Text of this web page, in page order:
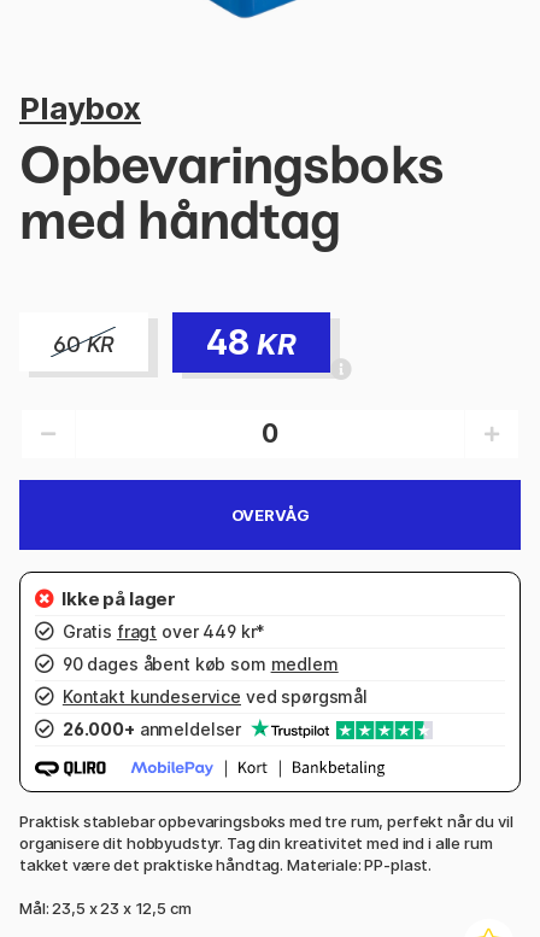
Playbox
Opbevaringsboks
med håndtag
60KR 48 KR
OVERVÅG
Gratis fragt over 449 kr*
90 dages åbent køb som medlem
Kontakt kundeservice ved spørgsmål
26.000+ anmeldelser
Praktisk stablebar opbevaringsboks med tre rum, perfekt når du vil
organisere dit hobbyudstyr. Tag din kreativitet med ind i alle rum
takket være det praktiske håndtag. Materiale: PP-plast.
Mål: 23,5 x 23 x 12,5 cm